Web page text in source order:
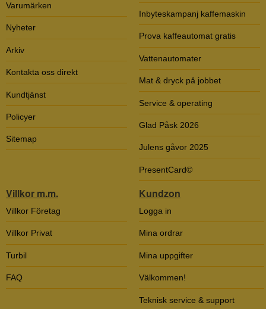
Varumärken
Nyheter
Arkiv
Kontakta oss direkt
Kundtjänst
Policyer
Sitemap
Inbyteskampanj kaffemaskin
Prova kaffeautomat gratis
Vattenautomater
Mat & dryck på jobbet
Service & operating
Glad Påsk 2026
Julens gåvor 2025
PresentCard©
Villkor m.m.
Villkor Företag
Villkor Privat
Turbil
FAQ
Kundzon
Logga in
Mina ordrar
Mina uppgifter
Välkommen!
Teknisk service & support